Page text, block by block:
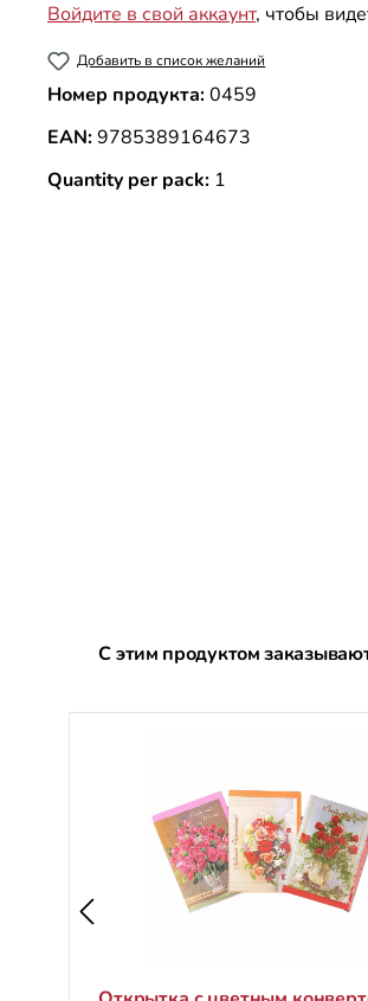
Войдите в свой аккаунт, чтобы
Добавить в список желаний
Номер продукта:0459
EAN:9785389164673
Quantity per pack: 1
Пропустить галерею продуктов
С этим продуктом